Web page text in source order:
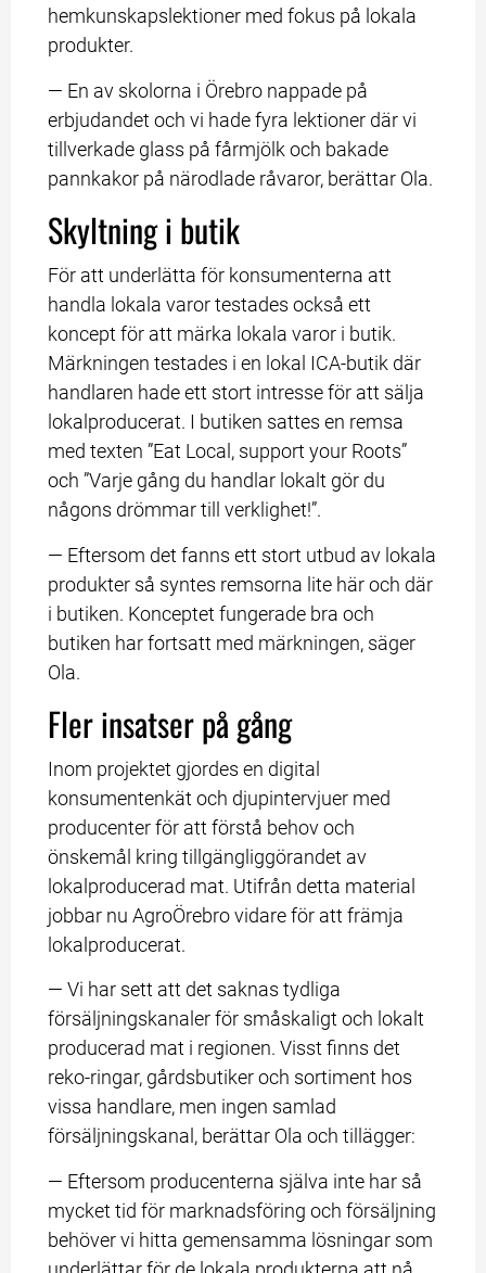
hemkunskapslektioner med fokus på lokala
produkter.
— En av skolorna i Örebro nappade på
erbjudandet och vi hade fyra lektioner där vi
tillverkade glass på fårmjölk och bakade
pannkakor på närodlade råvaror, berättar Ola.
Skyltning i butik
För att underlätta för konsumenterna att
handla lokala varor testades också ett
koncept för att märka lokala varor i butik.
Märkningen testades i en lokal ICA-butik där
handlaren hade ett stort intresse för att sälja
lokalproducerat. I butiken sattes en remsa
med texten ”Eat Local, support your Roots”
och ”Varje gång du handlar lokalt gör du
någons drömmar till verklighet!”.
— Eftersom det fanns ett stort utbud av lokala
produkter så syntes remsorna lite här och där
i butiken. Konceptet fungerade bra och
butiken har fortsatt med märkningen, säger
Ola.
Fler insatser på gång
Inom projektet gjordes en digital
konsumentenkät och djupintervjuer med
producenter för att förstå behov och
önskemål kring tillgängliggörandet av
lokalproducerad mat. Utifrån detta material
jobbar nu AgroÖrebro vidare för att främja
lokalproducerat.
— Vi har sett att det saknas tydliga
försäljningskanaler för småskaligt och lokalt
producerad mat i regionen. Visst finns det
reko-ringar, gårdsbutiker och sortiment hos
vissa handlare, men ingen samlad
försäljningskanal, berättar Ola och tillägger:
— Eftersom producenterna själva inte har så
mycket tid för marknadsföring och försäljning
behöver vi hitta gemensamma lösningar som